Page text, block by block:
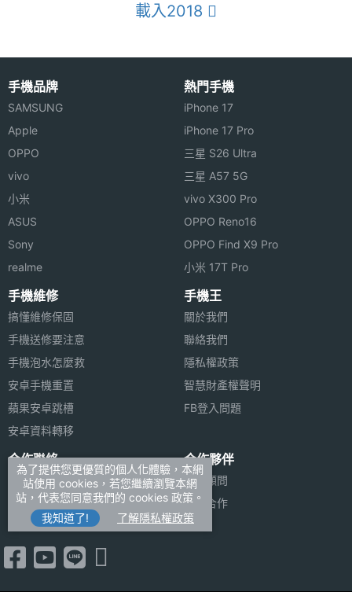
載入2018
手機品牌
SAMSUNG
Apple
OPPO
vivo
小米
ASUS
Sony
realme
熱門手機
iPhone 17
iPhone 17 Pro
三星 S26 Ultra
三星 A57 5G
vivo X300 Pro
OPPO Reno16
OPPO Find X9 Pro
小米 17T Pro
手機維修
搞懂維修保固
手機送修要注意
手機泡水怎麼救
安卓手機重置
蘋果安卓跳槽
安卓資料轉移
手機王
關於我們
聯絡我們
隱私權政策
智慧財產權聲明
FB登入問題
合作聯絡
廣告刊登
加入商店報價
新聞聯絡
合作夥伴
法律顧問
媒體合作
為了提供您更優質的個人化體驗，本網
站使用 cookies，若您繼續瀏覽本網
站，代表您同意我們的 cookies 政策。
我知道了!
了解隱私權政策